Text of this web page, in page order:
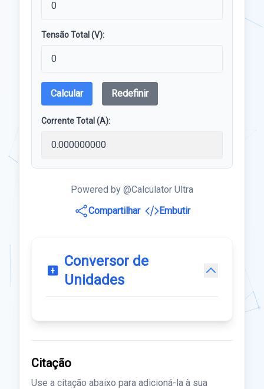
Tensão Total (V):
Calcular Redefinir
Corrente Total (A):
Powered by @Calculator Ultra
Compartilhar
Embutir
Conversor de
Unidades
Citação
Use a citação abaixo para adicioná-la à sua